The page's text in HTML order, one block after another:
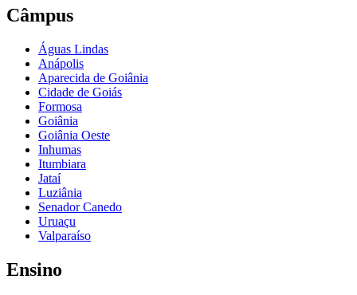
Câmpus
Águas Lindas
Anápolis
Aparecida de Goiânia
Cidade de Goiás
Formosa
Goiânia
Goiânia Oeste
Inhumas
Itumbiara
Jataí
Luziânia
Senador Canedo
Uruaçu
Valparaíso
Ensino